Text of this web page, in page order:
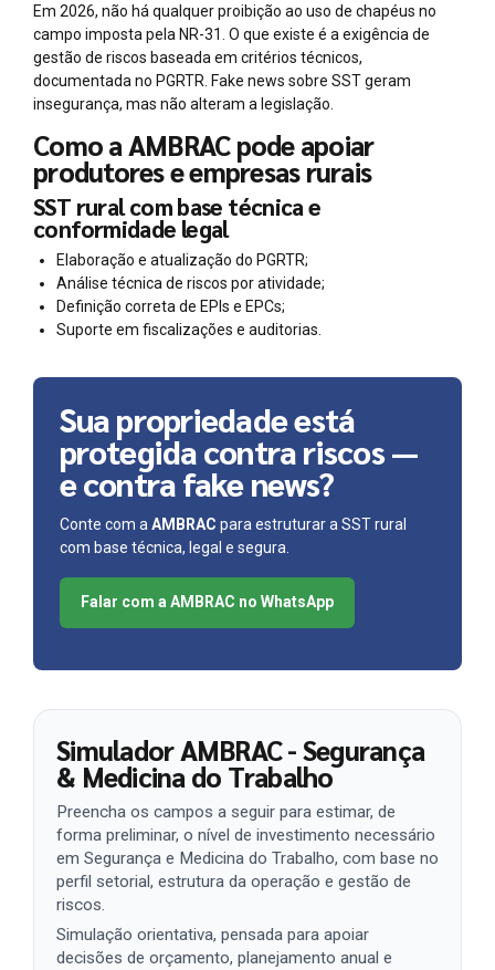
Em 2026, não há qualquer proibição ao uso de chapéus no
campo imposta pela NR-31. O que existe é a exigência de
gestão de riscos baseada em critérios técnicos,
documentada no PGRTR. Fake news sobre SST geram
insegurança, mas não alteram a legislação.
Como a AMBRAC pode apoiar
produtores e empresas rurais
SST rural com base técnica e
conformidade legal
Elaboração e atualização do PGRTR;
Análise técnica de riscos por atividade;
Definição correta de EPIs e EPCs;
Suporte em fiscalizações e auditorias.
Sua propriedade está
protegida contra riscos —
e contra fake news?
Conte com a AMBRAC para estruturar a SST rural
com base técnica, legal e segura.
Falar com a AMBRAC no WhatsApp
Simulador AMBRAC - Segurança
& Medicina do Trabalho
Preencha os campos a seguir para estimar, de
forma preliminar, o nível de investimento necessário
em Segurança e Medicina do Trabalho, com base no
perfil setorial, estrutura da operação e gestão de
riscos.
Simulação orientativa, pensada para apoiar
decisões de orçamento, planejamento anual e